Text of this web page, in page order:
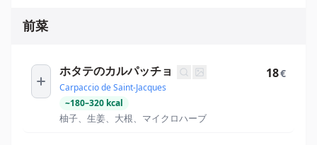
前菜
ホタテのカルパッチョ
Carpaccio de Saint-Jacques
~180–320 kcal
柚子、生姜、大根、マイクロハーブ
18€